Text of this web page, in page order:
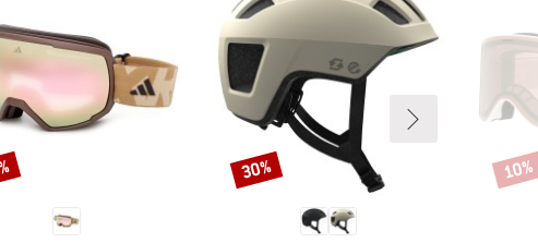
Sconto
30% 10%